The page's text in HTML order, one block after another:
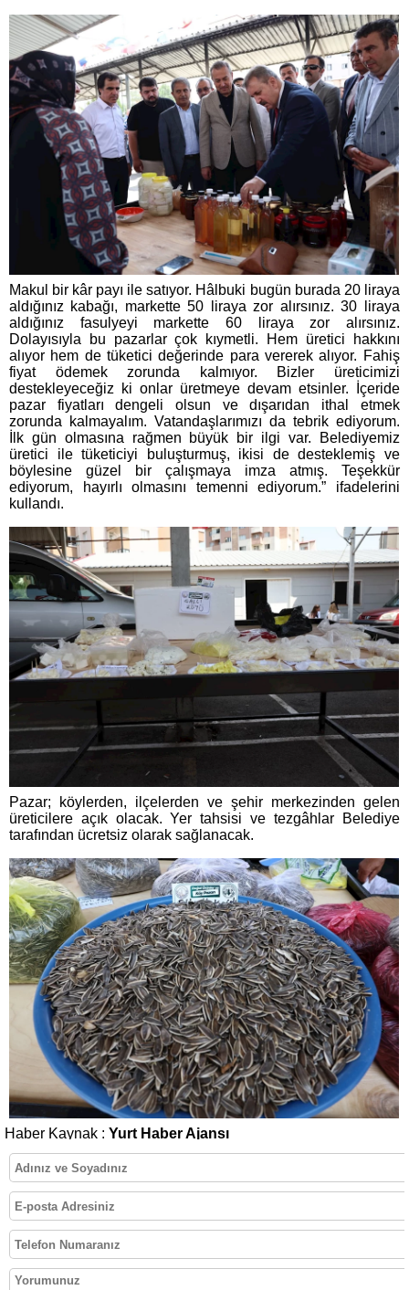
Makul bir kâr payı ile satıyor. Hâlbuki bugün burada 20 liraya
aldığınız kabağı, markette 50 liraya zor alırsınız. 30 liraya
aldığınız fasulyeyi markette 60 liraya zor alırsınız.
Dolayısıyla bu pazarlar çok kıymetli. Hem üretici hakkını
alıyor hem de tüketici değerinde para vererek alıyor. Fahiş
fiyat ödemek zorunda kalmıyor. Bizler üreticimizi
destekleyeceğiz ki onlar üretmeye devam etsinler. İçeride
pazar fiyatları dengeli olsun ve dışarıdan ithal etmek
zorunda kalmayalım. Vatandaşlarımızı da tebrik ediyorum.
İlk gün olmasına rağmen büyük bir ilgi var. Belediyemiz
üretici ile tüketiciyi buluşturmuş, ikisi de desteklemiş ve
böylesine güzel bir çalışmaya imza atmış. Teşekkür
ediyorum, hayırlı olmasını temenni ediyorum.” ifadelerini
kullandı.
Pazar; köylerden, ilçelerden ve şehir merkezinden gelen
üreticilere açık olacak. Yer tahsisi ve tezgâhlar Belediye
tarafından ücretsiz olarak sağlanacak.
Haber Kaynak : Yurt Haber Ajansı